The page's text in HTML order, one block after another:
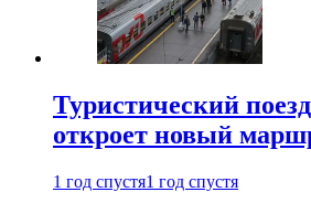
Туристический
откроет новый
1 год спустя1 год спустя